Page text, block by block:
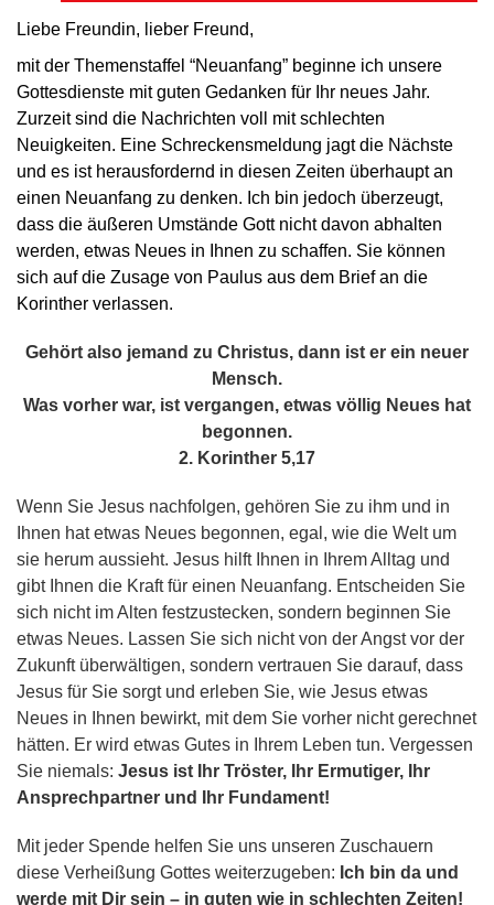
Liebe Freundin, lieber Freund,
mit der Themenstaffel “Neuanfang” beginne ich unsere
Gottesdienste mit guten Gedanken für Ihr neues Jahr.
Zurzeit sind die Nachrichten voll mit schlechten
Neuigkeiten. Eine Schreckensmeldung jagt die Nächste
und es ist herausfordernd in diesen Zeiten überhaupt an
einen Neuanfang zu denken. Ich bin jedoch überzeugt,
dass die äußeren Umstände Gott nicht davon abhalten
werden, etwas Neues in Ihnen zu schaffen. Sie können
sich auf die Zusage von Paulus aus dem Brief an die
Korinther verlassen.
Gehört also jemand zu Christus, dann ist er ein neuer
Mensch.
Was vorher war, ist vergangen, etwas völlig Neues hat
begonnen.
2. Korinther 5,17
Wenn Sie Jesus nachfolgen, gehören Sie zu ihm und in
Ihnen hat etwas Neues begonnen, egal, wie die Welt um
sie herum aussieht. Jesus hilft Ihnen in Ihrem Alltag und
gibt Ihnen die Kraft für einen Neuanfang. Entscheiden Sie
sich nicht im Alten festzustecken, sondern beginnen Sie
etwas Neues. Lassen Sie sich nicht von der Angst vor der
Zukunft überwältigen, sondern vertrauen Sie darauf, dass
Jesus für Sie sorgt und erleben Sie, wie Jesus etwas
Neues in Ihnen bewirkt, mit dem Sie vorher nicht gerechnet
hätten. Er wird etwas Gutes in Ihrem Leben tun. Vergessen
Sie niemals: Jesus ist Ihr Tröster, Ihr Ermutiger, Ihr
Ansprechpartner und Ihr Fundament!
Mit jeder Spende helfen Sie uns unseren Zuschauern
diese Verheißung Gottes weiterzugeben: Ich bin da und
werde mit Dir sein – in guten wie in schlechten Zeiten!